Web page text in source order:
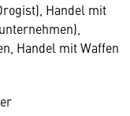
Handel mit
Handel mit Waffen